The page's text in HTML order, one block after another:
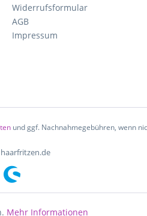
Widerrufsformular
AGB
Impressum
und ggf. Nachnahmegebühren, wenn
Mehr Informationen